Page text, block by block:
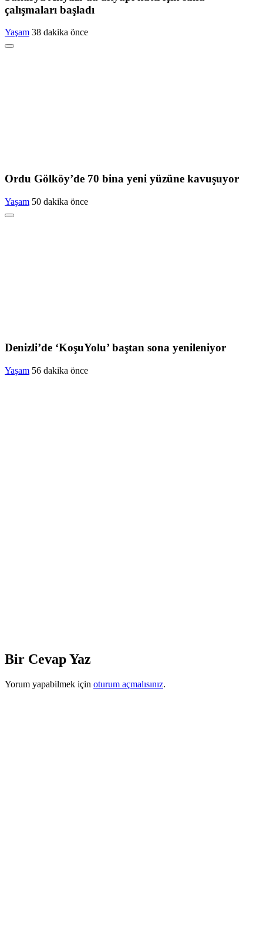
çalışmaları başladı
Yaşam 38 dakika önce
Ordu Gölköy’de 70 bina yeni yüzüne kavuşuyor
Yaşam 50 dakika önce
Denizli’de ‘KoşuYolu’ baştan sona yenileniyor
Yaşam 56 dakika önce
Bir Cevap Yaz
Yorum yapabilmek için oturum açmalısınız.